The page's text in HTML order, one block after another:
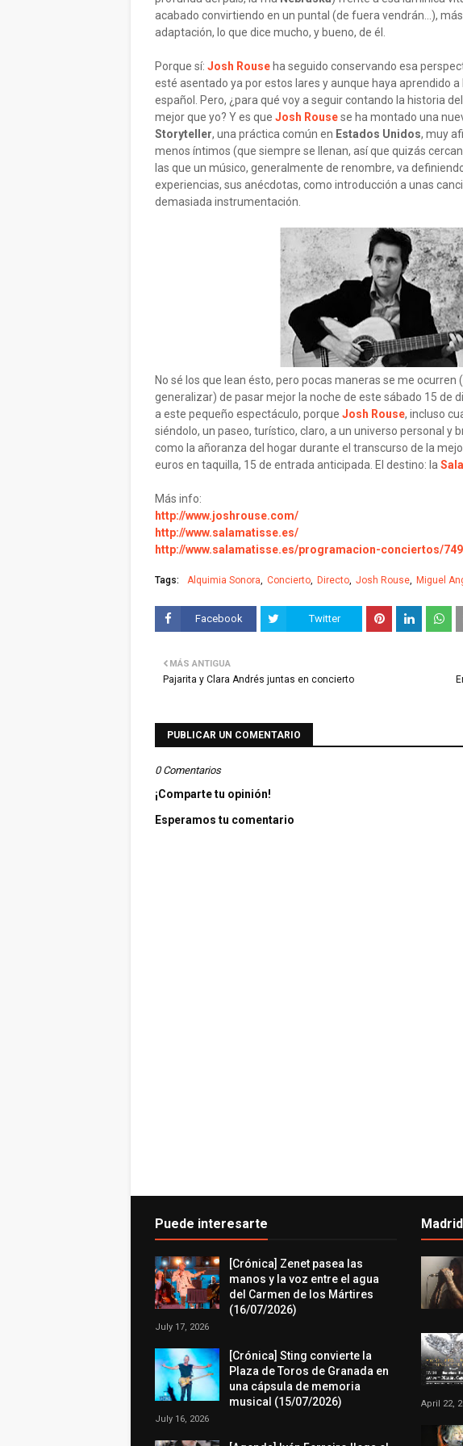
acabado convirtiendo en un puntal (de fuera vendrán...),
adaptación, lo que dice mucho, y bueno, de él.
Porque sí: Josh Rouse ha seguido conservando esa
esté asentado ya por estos lares y aunque haya aprendido
español. Pero, ¿para qué voy a seguir contando la historia
mejor que yo? Y es que Josh Rousese ha montado una
Storyteller, una práctica común en Estados Unidos, muy
menos íntimos (que siempre se llenan, así que quizás
las que un músico, generalmente de renombre, va
experiencias, sus anécdotas, como introducción a unas
demasiada instrumentación.
No sé los que lean ésto, pero pocas maneras se me ocurren
generalizar) de pasar mejor la noche de este sábado 15 de
a este pequeño espectáculo, porque Josh Rouse, incluso
siéndolo, un paseo, turístico, claro, a un universo personal y
como la añoranza del hogar durante el transcurso de la
euros en taquilla, 15 de entrada anticipada. El destino: la
Más info:
http://www.joshrouse.com/
http://www.salamatisse.es/
http://www.salamatisse.es/programacion-conciertos/
Tags: Alquimia Sonora Concierto Directo Josh Rouse Miguel
Facebook Twitter
MÁS ANTIGUA
Pajarita y Clara Andrés juntas en concierto
PUBLICAR UN COMENTARIO
0 Comentarios
¡Comparte tu opinión!
Esperamos tu comentario
Puede interesarte
[Crónica] Zenet pasea las
manos y la voz entre el agua
del Carmen de los Mártires
(16/07/2026)
July 17, 2026
[Crónica] Sting convierte la
Plaza de Toros de Granada en
una cápsula de memoria
musical (15/07/2026)
July 16, 2026
Madrid
April 22,